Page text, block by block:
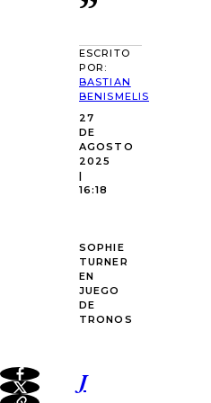
ESCRITO
POR:
BASTIAN
BENISMELIS
27
DE
AGOSTO
2025
|
16:18
SOPHIE
TURNER
EN
JUEGO
DE
TRONOS
J